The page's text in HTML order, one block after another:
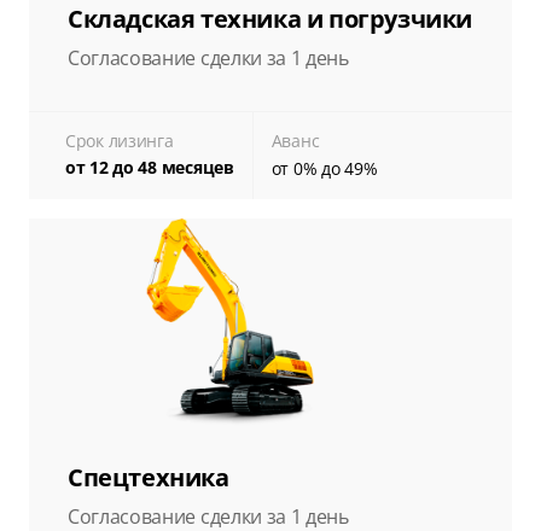
Складская техника и погрузчики
Согласование сделки за 1 день
Срок лизинга
от 12 до 48 месяцев
Аванс
от 0% до 49%
Спецтехника
Согласование сделки за 1 день